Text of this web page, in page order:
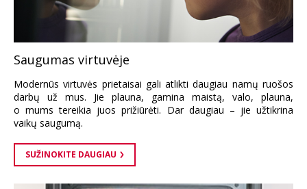
Saugumas virtuvėje
Modernūs virtuvės prietaisai gali atlikti daugiau namų ruošos
darbų už mus. Jie plauna, gamina maistą, valo, plauna,
o mums tereikia juos prižiūrėti. Dar daugiau – jie užtikrina
vaikų saugumą.
SUŽINOKITE DAUGIAU